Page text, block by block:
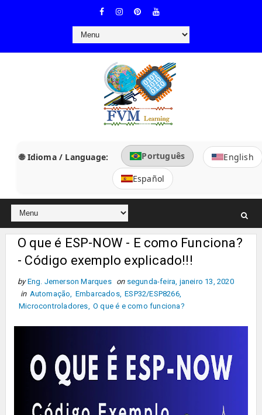
🌐 Idioma / Language: Português
English
Español
O que é ESP-NOW - E como Funciona?
- Código exemplo explicado!!!
by Eng. Jemerson Marques on segunda-feira, janeiro 13, 2020
in Automação Embarcados, ESP32/ESP8266,
Microcontroladores O que é e como funciona?